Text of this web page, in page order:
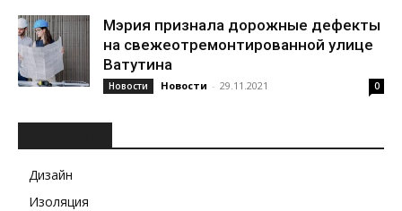
Мэрия признала дорожные дефекты
на свежеотремонтированной улице
Ватутина
Новости Новости - 29.11.2021 0
Дизайн
Изоляция